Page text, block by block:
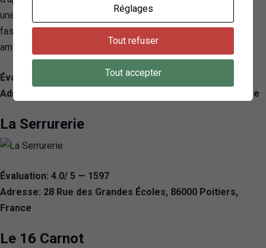
une expérience mémorable, allié à son cadre historique
fascinant, en fait une destination incontournable pour les
amateurs de bonne cuisine à Poitiers.
Évaluation: 4.3/ 5 — 2038
Adresse: 14 Rue Édouard-Grimaux, 86000 Poitiers, France
La Serrurerie
Évaluation: 4.0/ 5 — 1597
Adresse: 28 Rue des Grandes Écoles, 86000 Poitiers,
France
Le 16 Carnot
Réglages
Tout refuser
Tout accepter